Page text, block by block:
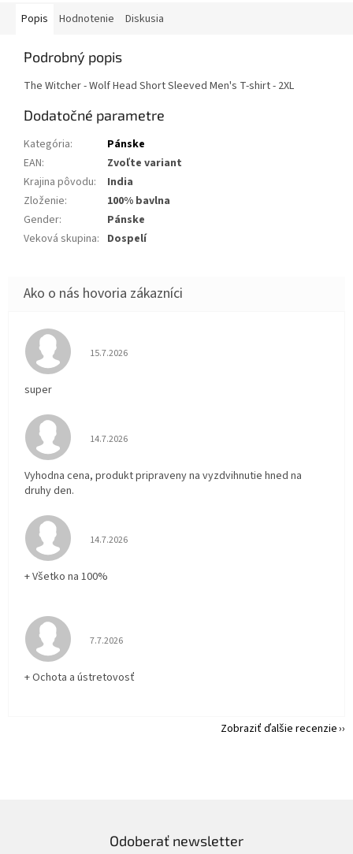
Popis Hodnotenie Diskusia
Podrobný popis
The Witcher - Wolf Head Short Sleeved Men's T-shirt - 2XL
Dodatočné parametre
Kategória:
Pánske
EAN:
Zvoľte variant
Krajina pôvodu:
India
Zloženie:
100% bavlna
Gender:
Pánske
Veková skupina: Dospelí
Hodnotenie obchodu je 5 z 5 hviezdičiek.
15.7.2026
super
Hodnotenie obchodu je 5 z 5 hviezdičiek.
14.7.2026
Vyhodna cena, produkt pripraveny na vyzdvihnutie hned na
druhy den.
Hodnotenie obchodu je 5 z 5 hviezdičiek.
14.7.2026
+ Všetko na 100%
Hodnotenie obchodu je 5 z 5 hviezdičiek.
7.7.2026
+ Ochota a ústretovosť
Zobraziť ďalšie recenzie
Odoberať newsletter